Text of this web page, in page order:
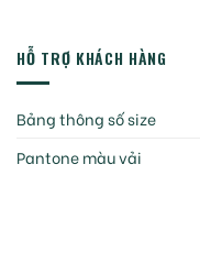
HỖ TRỢ KHÁCH HÀNG
Bảng thông số size
Pantone màu vải